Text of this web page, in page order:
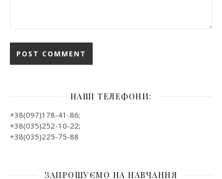
НАШІ ТЕЛЕФОНИ:
+38(097)178-41-86;
+38(035)252-10-22;
+38(035)225-75-88
ЗАПРОШУЄМО НА НАВЧАННЯ